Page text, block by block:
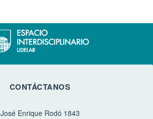
CONTÁCTANOS
José Enrique Rodó 1843